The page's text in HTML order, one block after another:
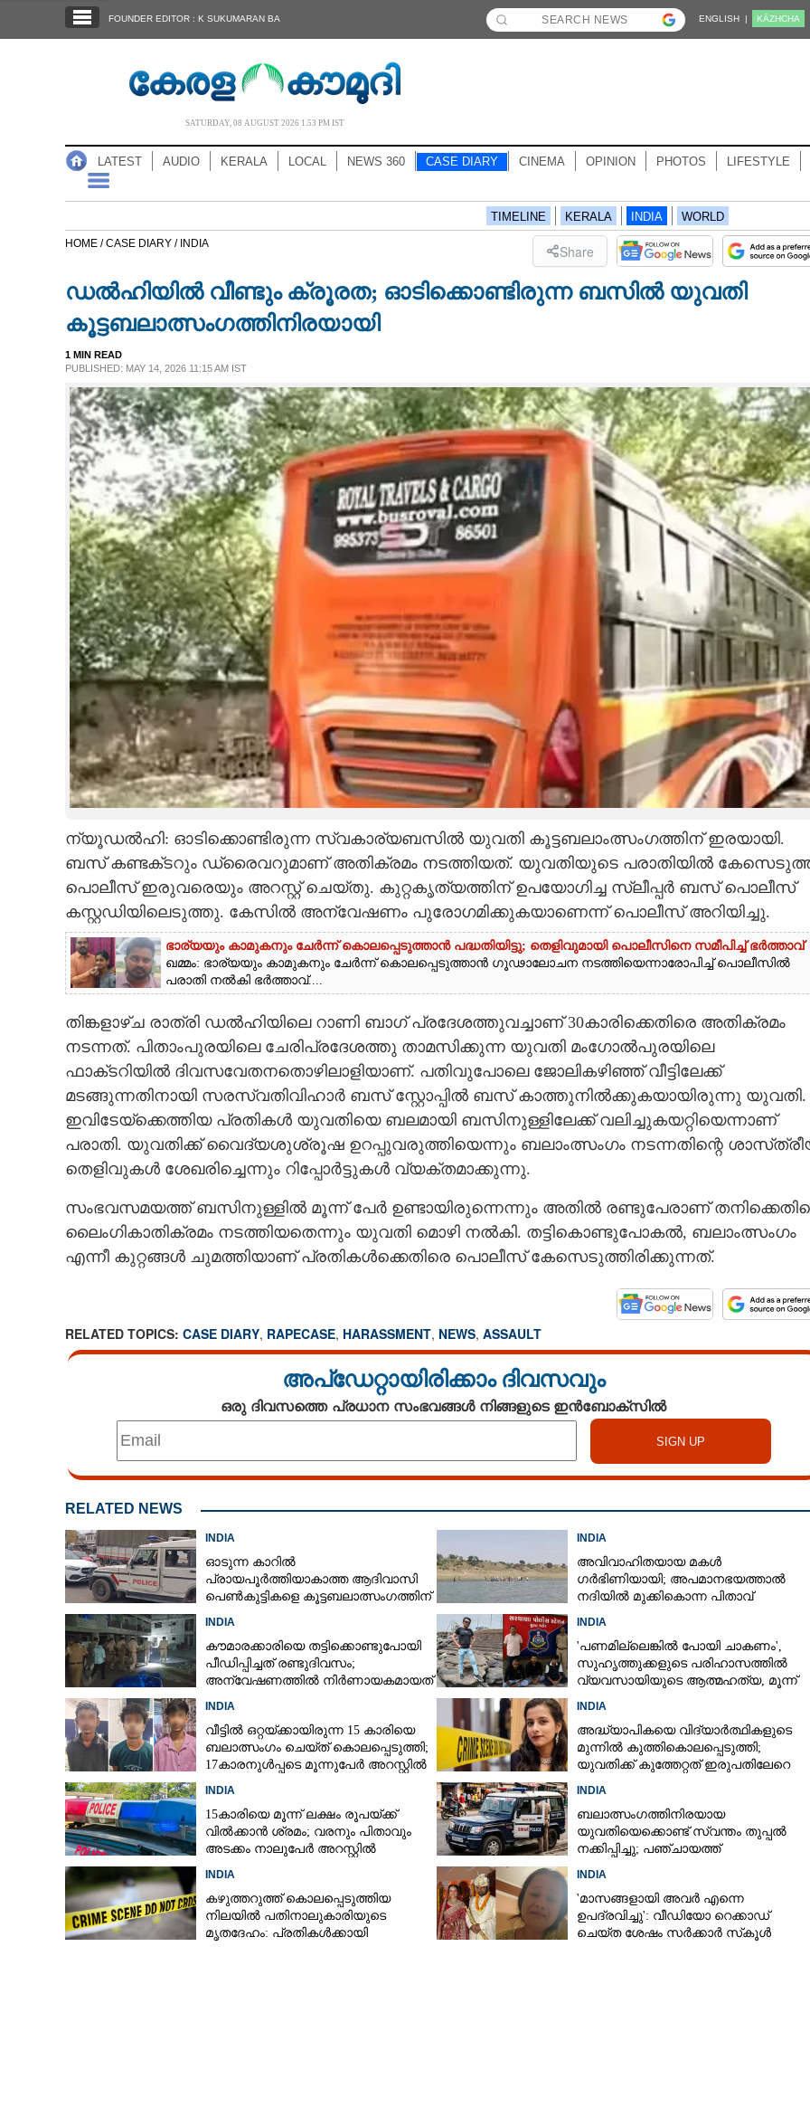
NOTIFIED NEWS
NEWS 360
CASE DIARY
LIFESTYLE
SPIRITUAL
CARTOONS
LITERATURE
CONTACT US
FOUNDER EDITOR : K SUKUMARAN BA ENGLISH | KĀZHCHA
SATURDAY, 08 AUGUST 2026 1.53 PM IST
LATEST AUDIO KERALA LOCAL NEWS 360 CASE DIARY CINEMA OPINION PHOTOS LIFESTYLE
TIMELINE KERALA INDIA WORLD
HOME /CASE DIARY / INDIA Share
ഡൽഹിയിൽ വീണ്ടും ക്രൂരത; ഓടിക്കൊണ്ടിരുന്ന ബസിൽ യുവതി
കൂട്ടബലാത്സംഗത്തിനിരയായി
1 MIN READ
PUBLISHED: MAY 14, 2026 11:15 AM IST
ന്യൂഡൽഹി: ഓടിക്കൊണ്ടിരുന്ന സ്വകാര്യബസിൽ യുവതി കൂട്ടബലാംത്സംഗത്തിന് ഇരയായി.
ബസ്‌ കണ്ടക്‌ടറും ഡ്രൈവറുമാണ് അതിക്രമം നടത്തിയത്. യുവതിയുടെ പരാതിയിൽ
പൊലീസ് ഇരുവരെയും അറസ്റ്റ് ചെയ്‌തു. കുറ്റകൃത്യത്തിന്‌ ഉപയോഗിച്ച‌ സ്ലീപ്പർ ബസ് പൊലീസ്
കസ്റ്റഡിയിലെടുത്തു. കേസിൽ അന്വേഷണം പുരോഗമിക്കുകയാണെന്ന് പൊലീസ് അറിയിച്ചു.
ഭാര്യയും കാമുകനും ചേർന്ന് കൊലപ്പെടുത്താൻ പദ്ധതിയിട്ടു; തെളിവുമായി പൊലീസിനെ സമീപിച്ച് ഭർത്താവ്
ഖമ്മം: ഭാര്യയും കാമുകനും ചേർന്ന് കൊലപ്പെടുത്താൻ ഗൂഢാലോചന നടത്തിയെന്നാരോപിച്ച് പൊലീസിൽ
പരാതി നൽകി ഭർത്താവ്....
തിങ്കളാഴ്‌ച രാത്രി ഡൽഹിയിലെ റാണി ബാഗ് പ്രദേശത്തുവച്ചാണ് 30കാരിക്കെതിരെ അതിക്രമം
നടന്നത്. പിതാംപുരയിലെ ചേരിപ്രദേശത്തു താമസിക്കുന്ന യുവതി മംഗോൽപുരയിലെ
ഫാക്‌ടറിയിൽ ദിവസവേതനതൊഴിലാളിയാണ്. പതിവുപോലെ ജോലികഴിഞ്ഞ് വീട്ടിലേക്ക്
മടങ്ങുന്നതിനായി സരസ്വതിവിഹാർ ബസ് സ്റ്റോപ്പിൽ ബസ് കാത്തുനിൽക്കുകയായിരുന്നു യുവതി.
ഇവിടേയ്‌ക്കെത്തിയ പ്രതികൾ യുവതിയെ ബലമായി ബസിനുള്ളിലേക്ക് വലിച്ചുകയറ്റിയെന്നാണ്
പരാതി. യുവതിക്ക് വൈദ്യശുശ്രൂഷ ഉറപ്പുവരുത്തിയെന്നും ബലാംത്സംഗം നടന്നതിന്റെ
തെളിവുകൾ ശേഖരിച്ചെന്നും റിപ്പോർട്ടുകൾ വ്യക്തമാക്കുന്നു.
സംഭവസമയത്ത് ബസിനുള്ളിൽ മൂന്ന് പേർ ഉണ്ടായിരുന്നെന്നും അതിൽ രണ്ടുപേരാണ്
ലൈംഗികാതിക്രമം നടത്തിയതെന്നും യുവതി മൊഴി നൽകി. തട്ടികൊണ്ടുപോകൽ, ബലാംത്സംഗം
എന്നീ കുറ്റങ്ങൾ ചുമത്തിയാണ് പ്രതികൾക്കെതിരെ പൊലീസ് കേസെടുത്തിരിക്കുന്നത്.
RELATED TOPICS: CASE DIARY, RAPECASE, HARASSMENT, NEWS, ASSAULT
അപ്ഡേറ്റായിരിക്കാം ദിവസവും
ഒരു ദിവസത്തെ പ്രധാന സംഭവങ്ങൾ നിങ്ങളുടെ ഇൻബോക്സിൽ
RELATED NEWS
INDIA
ഓടുന്ന കാറിൽ
പ്രായപൂർത്തിയാകാത്ത ആദിവാസി
പെൺകുട്ടികളെ കൂട്ടബലാത്സംഗത്തിന്
INDIA
അവിവാഹിതയായ മകൾ
ഗർഭിണിയായി; അപമാനഭയത്താൽ
നദിയിൽ മുക്കികൊന്ന പിതാവ്
INDIA
കൗമാരക്കാരിയെ തട്ടിക്കൊണ്ടുപോയി
പീഡിപ്പിച്ചത് രണ്ടുദിവസം;
അന്വേഷണത്തിൽ നിർണായകമായത്
INDIA
'പണമില്ലെങ്കിൽ പോയി ചാകണം',
സുഹൃത്തുക്കളുടെ പരിഹാസത്തിൽ
വ്യവസായിയുടെ ആത്മഹത്യ, മൂന്ന്
INDIA
വീട്ടിൽ ഒറ്റയ്‌ക്കായിരുന്ന 15 കാരിയെ
ബലാത്സംഗം ചെയ്‌ത് കൊലപ്പെടുത്തി;
17കാരനുൾപ്പടെ മൂന്നുപേർ അറസ്റ്റിൽ
INDIA
അദ്ധ്യാപികയെ വിദ്യാർത്ഥികളുടെ
മുന്നിൽ കുത്തികൊലപ്പെടുത്തി;
യുവതിക്ക് കുത്തേറ്റത് ഇരുപതിലേറെ
INDIA
15കാരിയെ മൂന്ന് ലക്ഷം രൂപയ്ക്ക്
വിൽക്കാൻ ശ്രമം; വരനും പിതാവും
അടക്കം നാലുപേർ അറസ്റ്റിൽ
INDIA
ബലാത്സംഗത്തിനിരയായ
യുവതിയെക്കൊണ്ട് സ്വന്തം തുപ്പൽ
നക്കിപ്പിച്ചു; പഞ്ചായത്ത്
INDIA
കഴുത്തറുത്ത് കൊലപ്പെടുത്തിയ
നിലയിൽ പതിനാലുകാരിയുടെ
മൃതദേഹം: പ്രതികൾക്കായി
INDIA
'മാസങ്ങളായി അവർ എന്നെ
ഉപദ്രവിച്ചു': വീഡിയോ റെക്കാഡ്
ചെയ്ത ശേഷം സർക്കാർ സ്‌കൂൾ
Share this link